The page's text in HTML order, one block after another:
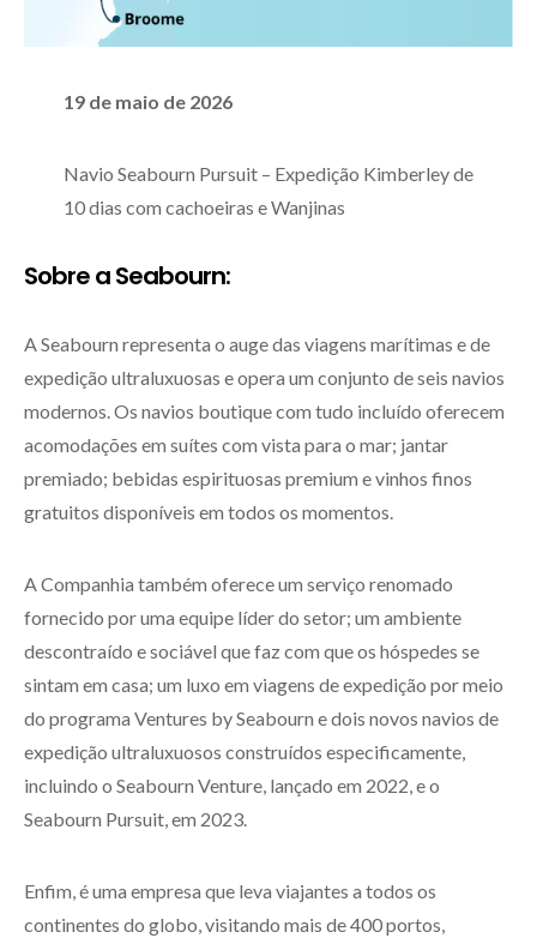
19 de maio de 2026
Navio Seabourn Pursuit – Expedição Kimberley de
10 dias com cachoeiras e Wanjinas
Sobre a Seabourn:
A Seabourn representa o auge das viagens marítimas e de
expedição ultraluxuosas e opera um conjunto de seis navios
modernos. Os navios boutique com tudo incluído oferecem
acomodações em suítes com vista para o mar; jantar
premiado; bebidas espirituosas premium e vinhos finos
gratuitos disponíveis em todos os momentos.
A Companhia também oferece um serviço renomado
fornecido por uma equipe líder do setor; um ambiente
descontraído e sociável que faz com que os hóspedes se
sintam em casa; um luxo em viagens de expedição por meio
do programa Ventures by Seabourn e dois novos navios de
expedição ultraluxuosos construídos especificamente,
incluindo o Seabourn Venture, lançado em 2022, e o
Seabourn Pursuit, em 2023.
Enfim, é uma empresa que leva viajantes a todos os
continentes do globo, visitando mais de 400 portos,